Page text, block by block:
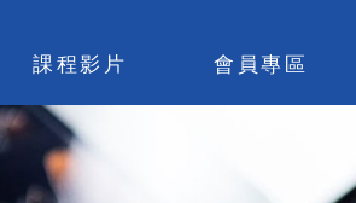
課程影片
交易觀念與基礎
策略寶庫(學員區)
會員專區